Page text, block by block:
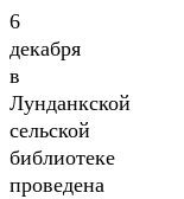
6
декабря
в
Лунданкской
сельской
библиотеке
проведена